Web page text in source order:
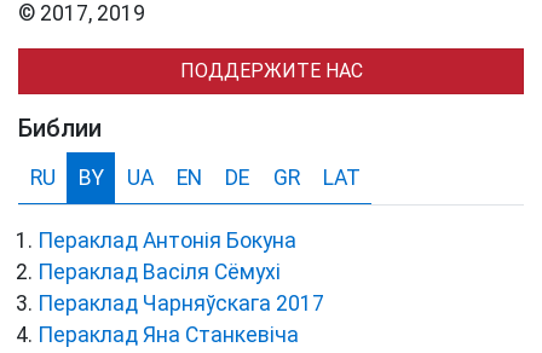
© 2017, 2019
ПОДДЕРЖИТЕ НАС
Библии
RU BY UA EN DE GR LAT
Пераклад Антонія Бокуна
Пераклад Васіля Сёмухі
Пераклад Чарняўскага 2017
Пераклад Яна Станкевіча